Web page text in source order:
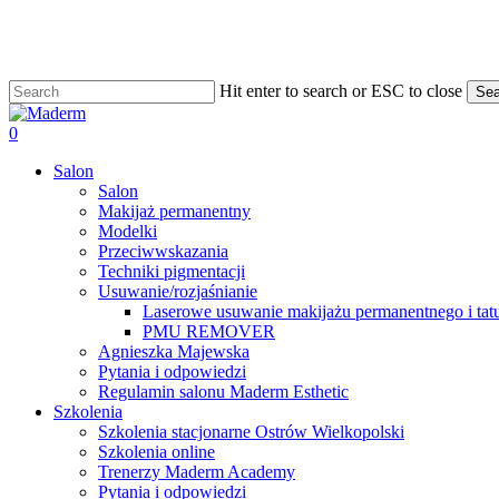
content
Hit enter to search or ESC to close
Close
Search
search
0
Salon
Salon
Makijaż permanentny
Modelki
Przeciwwskazania
Techniki pigmentacji
Usuwanie/rozjaśnianie
Laserowe usuwanie makijażu permanentnego i
PMU REMOVER
Agnieszka Majewska
Pytania i odpowiedzi
Regulamin salonu Maderm Esthetic
Szkolenia
Szkolenia stacjonarne Ostrów Wielkopolski
Szkolenia online
Trenerzy Maderm Academy
Pytania i odpowiedzi